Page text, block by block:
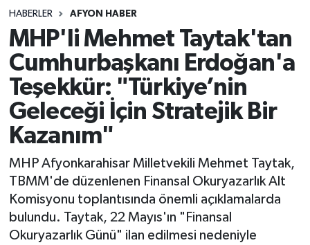
HABERLER AFYON HABER
MHP'li Mehmet Taytak'tan
Cumhurbaşkanı Erdoğan'a
Teşekkür: "Türkiye’nin
Geleceği İçin Stratejik Bir
Kazanım"
MHP Afyonkarahisar Milletvekili Mehmet Taytak,
TBMM'de düzenlenen Finansal Okuryazarlık Alt
Komisyonu toplantısında önemli açıklamalarda
bulundu. Taytak, 22 Mayıs'ın "Finansal
Okuryazarlık Günü" ilan edilmesi nedeniyle
Eğitim
Sağlık
Teknoloji
Kültür - Sanat
Yaşam
Tüm Manşetler
Son Dakika Haberleri
Haber Arşivi